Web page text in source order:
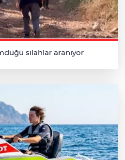
silahlar aranıyor